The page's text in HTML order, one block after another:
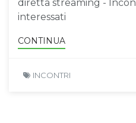
diretta streaming -
interessati
CONTINUA
INCONTRI